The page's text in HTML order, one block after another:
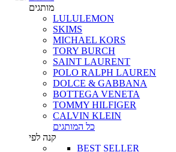
מותגים
LULULEMON
SKIMS
MICHAEL KORS
TORY BURCH
SAINT LAURENT
POLO RALPH LAUREN
DOLCE & GABBANA
BOTTEGA VENETA
TOMMY HILFIGER
CALVIN KLEIN
כל המותגים
קנה לפי
BEST SELLER